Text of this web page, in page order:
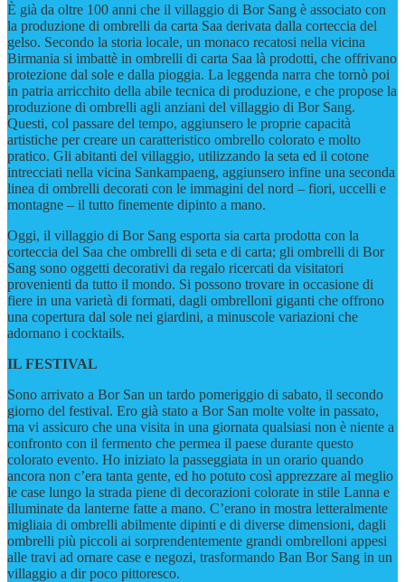
È già da oltre 100 anni che il villaggio di Bor Sang è associato con
la produzione di ombrelli da carta Saa derivata dalla corteccia del
gelso. Secondo la storia locale, un monaco recatosi nella vicina
Birmania si imbattè in ombrelli di carta Saa là prodotti, che offrivano
protezione dal sole e dalla pioggia. La leggenda narra che tornò poi
in patria arricchito della abile tecnica di produzione, e che propose la
produzione di ombrelli agli anziani del villaggio di Bor Sang.
Questi, col passare del tempo, aggiunsero le proprie capacità
artistiche per creare un caratteristico ombrello colorato e molto
pratico. Gli abitanti del villaggio, utilizzando la seta ed il cotone
intrecciati nella vicina Sankampaeng, aggiunsero infine una seconda
linea di ombrelli decorati con le immagini del nord – fiori, uccelli e
montagne – il tutto finemente dipinto a mano.
Oggi, il villaggio di Bor Sang esporta sia carta prodotta con la
corteccia del Saa che ombrelli di seta e di carta; gli ombrelli di Bor
Sang sono oggetti decorativi da regalo ricercati da visitatori
provenienti da tutto il mondo. Si possono trovare in occasione di
fiere in una varietà di formati, dagli ombrelloni giganti che offrono
una copertura dal sole nei giardini, a minuscole variazioni che
adornano i cocktails.
IL FESTIVAL
Sono arrivato a Bor San un tardo pomeriggio di sabato, il secondo
giorno del festival. Ero già stato a Bor San molte volte in passato,
ma vi assicuro che una visita in una giornata qualsiasi non è niente a
confronto con il fermento che permea il paese durante questo
colorato evento. Ho iniziato la passeggiata in un orario quando
ancora non c’era tanta gente, ed ho potuto così apprezzare al meglio
le case lungo la strada piene di decorazioni colorate in stile Lanna e
illuminate da lanterne fatte a mano. C’erano in mostra letteralmente
migliaia di ombrelli abilmente dipinti e di diverse dimensioni, dagli
ombrelli più piccoli ai sorprendentemente grandi ombrelloni appesi
alle travi ad ornare case e negozi, trasformando Ban Bor Sang in un
villaggio a dir poco pittoresco.